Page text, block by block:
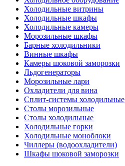
Холодильные витрины
Холодильные шкафы
Холодильные камеры
Морозильные шкафы
Барные холодильники
Винные шкафы
Камеры шоковой заморозки
Льдогенераторы
Морозильные лари
Охладители для вина
Сплит-системы холодильные
Столы морозильные
Столы холодильные
Холодильные горки
Холодильные моноблоки
Чиллеры (водоохладители)
Шкафы шоковой заморозки